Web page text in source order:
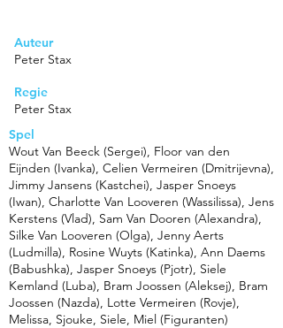
Auteur
Peter Stax
Regie
Peter Stax
Spel
Wout Van Beeck (Sergei), Floor van den
Eijnden (Ivanka), Celien Vermeiren (Dmitrijevna),
Jimmy Jansens (Kastchei), Jasper Snoeys
(Iwan), Charlotte Van Looveren (Wassilissa), Jens
Kerstens (Vlad), Sam Van Dooren (Alexandra),
Silke Van Looveren (Olga), Jenny Aerts
(Ludmilla), Rosine Wuyts (Katinka), Ann Daems
(Babushka), Jasper Snoeys (Pjotr), Siele
Kemland (Luba), Bram Joossen (Aleksej), Bram
Joossen (Nazda), Lotte Vermeiren (Rovje),
Melissa, Sjouke, Siele, Miel (Figuranten)